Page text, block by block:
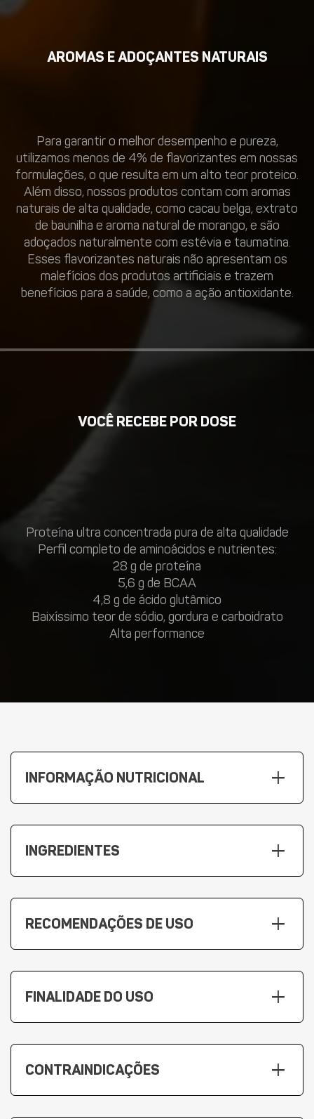
AROMAS E ADOÇANTES NATURAIS
Para garantir o melhor desempenho e pureza,
utilizamos menos de 4% de flavorizantes em nossas
formulações, o que resulta em um alto teor proteico.
Além disso, nossos produtos contam com aromas
naturais de alta qualidade, como cacau belga, extrato
de baunilha e aroma natural de morango, e são
adoçados naturalmente com estévia e taumatina.
Esses flavorizantes naturais não apresentam os
malefícios dos produtos artificiais e trazem
benefícios para a saúde, como a ação antioxidante.
VOCÊ RECEBE POR DOSE
Proteína ultra concentrada pura de alta qualidade
Perfil completo de aminoácidos e nutrientes:
28 g de proteína
5,6 g de BCAA
4,8 g de ácido glutâmico
Baixíssimo teor de sódio, gordura e carboidrato
Alta performance
INFORMAÇÃO NUTRICIONAL add
INGREDIENTES add
RECOMENDAÇÕES DE USO add
FINALIDADE DO USO add
CONTRAINDICAÇÕES add